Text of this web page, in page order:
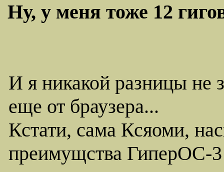
Ну, у меня тоже 12
И я никакой разницы не
еще от браузера...
Кстати, сама Ксяоми,
преимущства ГиперОС-3